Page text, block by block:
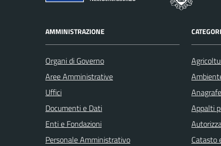
AMMINISTRAZIONE
Organi di Governo
Aree Amministrative
Uffici
Documenti e Dati
Enti e Fondazioni
Personale Amministrativo
Appalti
Catasto